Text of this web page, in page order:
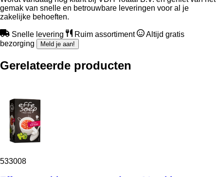
gemak van snelle en betrouwbare leveringen voor al je
zakelijke behoeften.
Snelle levering Ruim assortiment
Altijd gratis
bezorging
Meld je aan!
Gerelateerde producten
533008